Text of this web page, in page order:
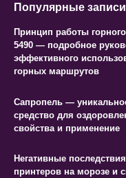
Популярные записи
Принцип работы
5490 — подробное
эффективного
горных маршрутов
Сапропель —
средство для
свойства и применение
Негативные
принтеров на морозе и